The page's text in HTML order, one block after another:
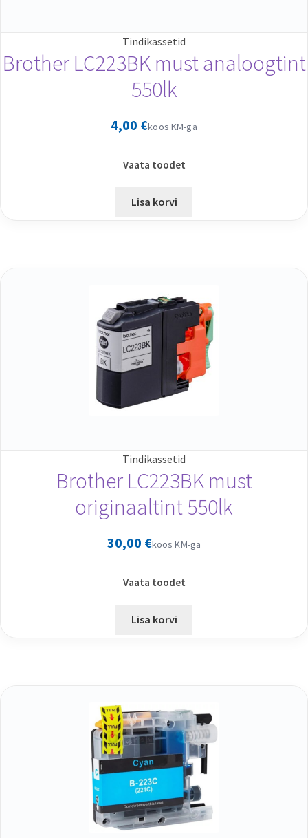
Tindikassetid
Brother LC223BK must analoogtint
550lk
4,00 €koos KM-ga
Vaata toodet
Lisa korvi
Tindikassetid
Brother LC223BK must
originaaltint 550lk
30,00 €koos KM-ga
Vaata toodet
Lisa korvi